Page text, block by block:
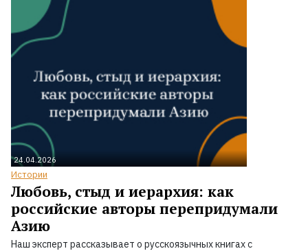
24.04.2026
Истории
Любовь, стыд и иерархия: как
российские авторы перепридумали
Азию
Наш эксперт рассказывает о русскоязычных книгах с